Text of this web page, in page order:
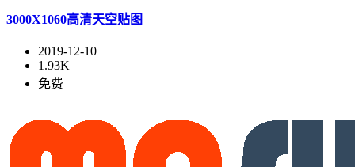
3000X1060高清天空贴图
2019-12-10
1.93K
免费